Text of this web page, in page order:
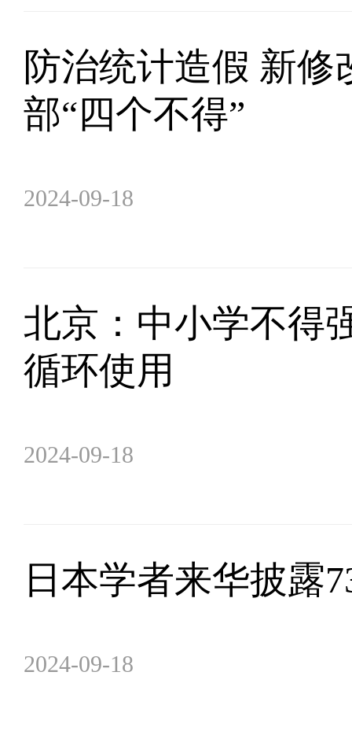
防治统计造假 新
部“四个不得”
2024-09-18
北京：中小学不得
循环使用
2024-09-18
日本学者来华披露
2024-09-18